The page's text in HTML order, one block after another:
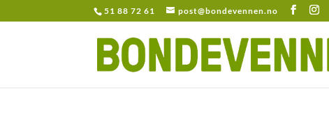
51 88 72 61 post@bondevennen.no